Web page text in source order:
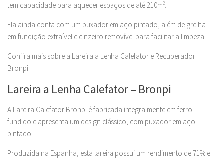
tem capacidade para aquecer espaços de até 210m2.
Ela ainda conta com um puxador em aço pintado, além de grelha
em fundição extraível e cinzeiro removível para facilitar a limpeza.
Confira mais sobre a Lareira a Lenha Calefator e Recuperador
Bronpi
Lareira a Lenha Calefator – Bronpi
A Lareira Calefator Bronpi é fabricada integralmente em ferro
fundido e apresenta um design clássico, com puxador em aço
pintado.
Produzida na Espanha, esta lareira possui um rendimento de 71% e